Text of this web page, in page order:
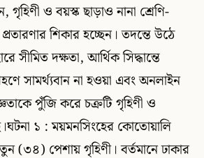
গৃহিণী ও বয়স্ক ছাড়াও নানা শ্রেণি-
শিকার হচ্ছেন। তদন্তে উঠে
সীমিত দক্ষতা, আর্থিক সিদ্ধান্তে
সামর্থ্যবান না হওয়া এবং অনলাইন
পুঁজি করে চক্রটি গৃহিণী ও
১ : ময়মনসিংহের কোতোয়ালি
(৩৪) পেশায় গৃহিণী। বর্তমানে ঢাকার